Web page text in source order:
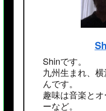
Shinです。
九州生まれ、
んです。
趣味は音楽と
ーなど。